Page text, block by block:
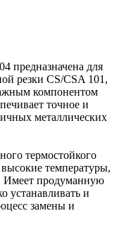
предназначена для
резки CS/CSA 101,
компонентом
точное и
металлических
термостойкого
температуры,
Имеет продуманную
устанавливать и
замены и